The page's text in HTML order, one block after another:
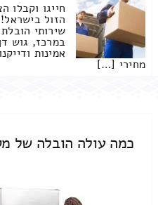
חייגו וקבלו
הזול בישראל!
שירותי
במרכז, גוש
אמינות
מחירי […]
כמה עולה הובלה של